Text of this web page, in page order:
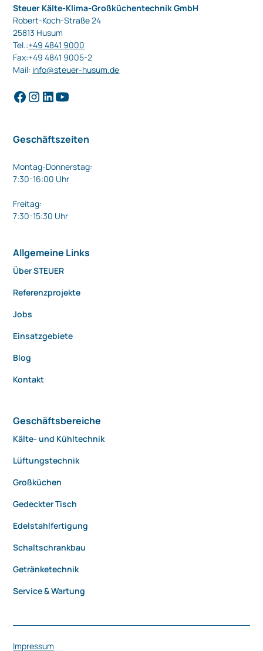
Steuer Kälte-Klima-Großküchentechnik GmbH
Robert-Koch-Straße 24
25813 Husum
Tel.:+49 4841 9000
Fax:+49 4841 9005-2
Mail: info@steuer-husum.de
Geschäftszeiten
Montag-Donnerstag:
7:30-16:00 Uhr
Freitag:
7:30-15:30 Uhr
Allgemeine Links
Über STEUER
Referenzprojekte
Jobs
Einsatzgebiete
Blog
Kontakt
Geschäftsbereiche
Kälte- und Kühltechnik
Lüftungstechnik
Großküchen
Gedeckter Tisch
Edelstahlfertigung
Schaltschrankbau
Getränketechnik
Service & Wartung
Impressum